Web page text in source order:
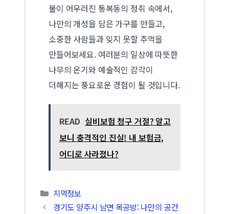
불이 어우러진 통복동의 정취 속에서,
나만의 개성을 담은 가구를 만들고,
소중한 사람들과 잊지 못할 추억을
만들어보세요. 여러분의 일상에 따뜻한
나무의 온기와 예술적인 감각이
더해지는 풍요로운 경험이 될 것입니다.
READ 실비보험 청구 거절? 알고
보니 충격적인 진실! 내 보험금,
어디로 사라졌나?
카테고리
지역정보
경기도 양주시 남면 목공방: 나만의 공간